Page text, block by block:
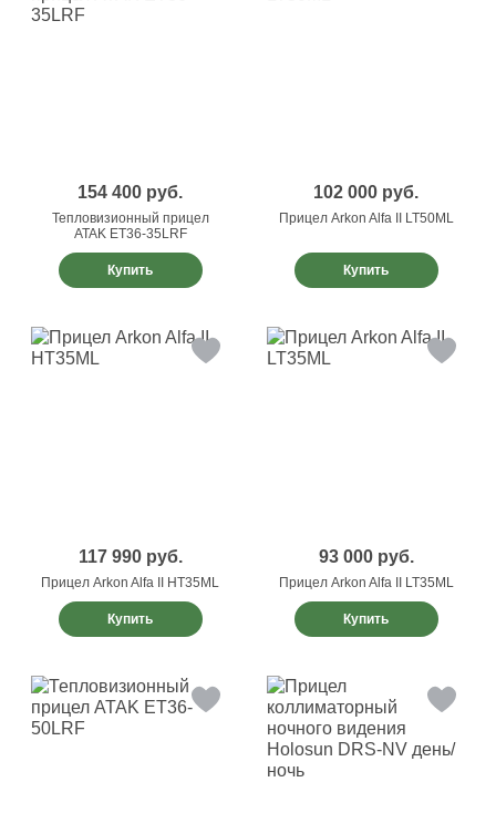
154 400 руб.
Тепловизионный прицел
ATAK ET36-35LRF
Купить
102 000 руб.
Прицел Arkon Alfa II LT50ML
Купить
117 990 руб.
Прицел Arkon Alfa II HT35ML
Купить
93 000 руб.
Прицел Arkon Alfa II LT35ML
Купить